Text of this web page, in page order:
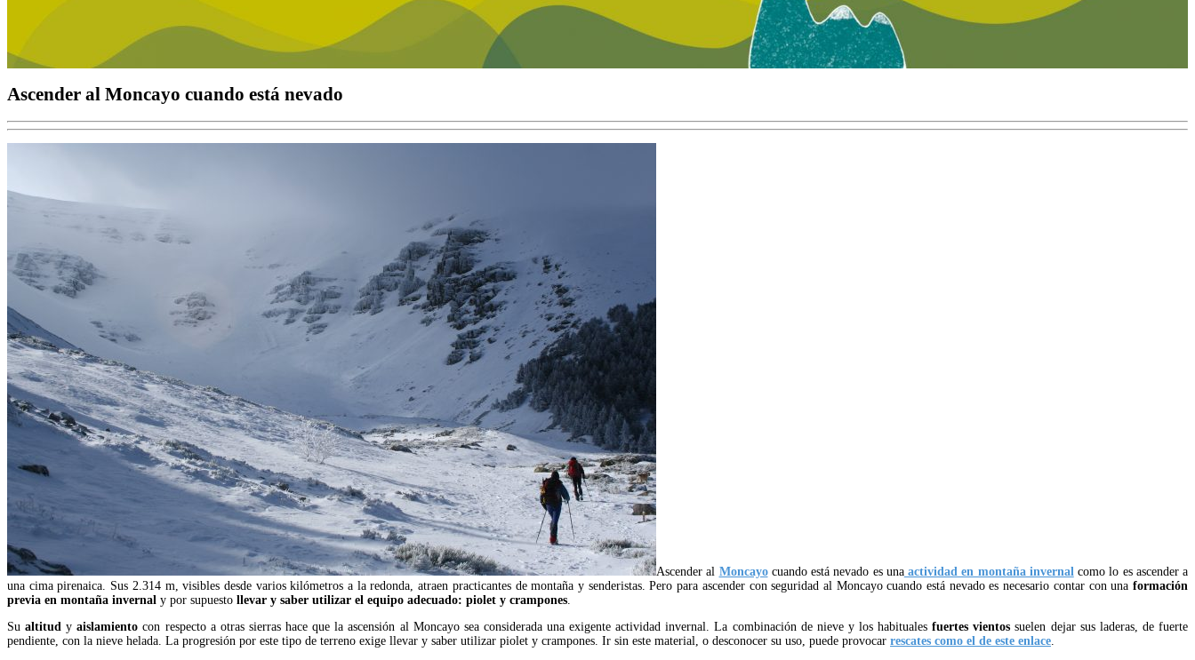
Ascender al Moncayo cuando está nevado
Ascender al Moncayocuando está nevado es unaactividad en montaña invernalcomo lo es ascender a
una cima pirenaica. Sus 2.314 m, visibles desde varios kilómetros a la redonda, atraen practicantes de montaña y senderistas. Pero para ascender con seguridad al Moncayo cuando está nevado es necesario contar con una formación
previa en montaña invernal y por supuesto llevar y saber utilizar el equipo adecuado: piolet y crampones.
Sualtitud yaislamiento con respecto a otras sierras hace que la ascensión al Moncayo sea considerada una exigente actividad invernal. La combinación de nieve y los habituales fuertes vientos suelen dejar sus laderas, de fuerte
pendiente, con la nieve helada. La progresión por este tipo de terreno exige llevar y saber utilizar piolet y crampones. Ir sin este material, o desconocer su uso, puede provocar rescates como el de este enlace.